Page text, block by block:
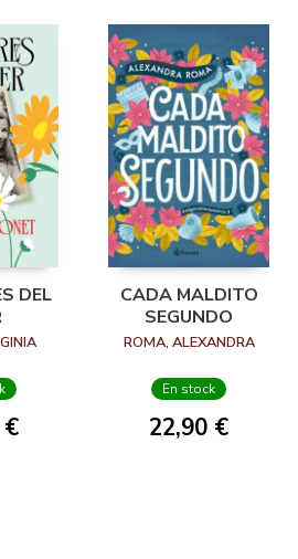
DEL
€
CADA MALDITO
SEGUNDO
ROMA, ALEXANDRA
En stock
22,90 €